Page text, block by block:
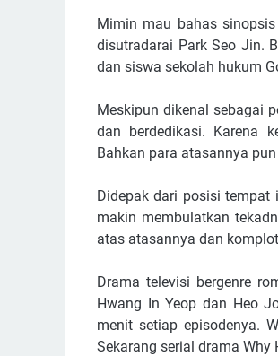
Mimin mau bahas
disutradarai Park Seo Jin.
dan siswa sekolah hukum
Meskipun dikenal sebagai
dan berdedikasi. Karena
Bahkan para atasannya
Didepak dari posisi tempat
makin membulatkan
atas atasannya dan
Drama televisi bergenre
Hwang In Yeop dan Heo
menit setiap episodenya.
Sekarang serial drama